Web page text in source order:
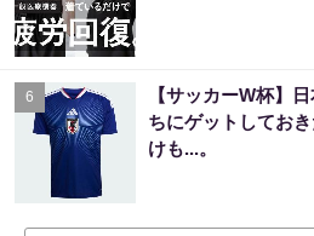
6
【サッカーW杯】
ちにゲットしてお
けも...。